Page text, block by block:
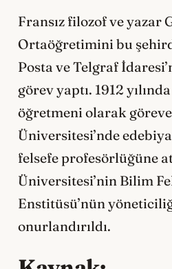
Fransız filozof ve yazar
Ortaöğretimini bu
Posta ve Telgraf
görev yaptı. 1912
öğretmeni olarak göreve
Üniversitesi’nde
felsefe profesörlüğüne
Üniversitesi’nin Bilim
Enstitüsü’nün
onurlandırıldı.